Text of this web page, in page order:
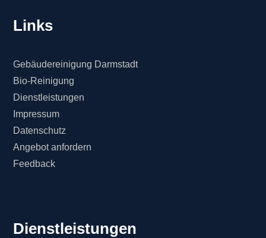
Links
Gebäudereinigung Darmstadt
Bio-Reinigung
Dienstleistungen
Impressum
Datenschutz
Angebot anfordern
Feedback
Dienstleistungen